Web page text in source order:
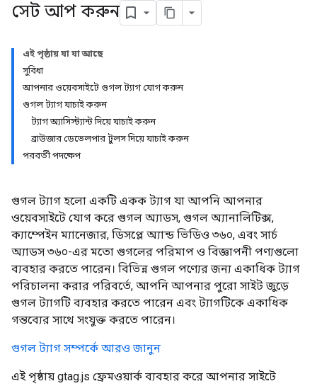
সেট আপ করুন
এই পৃষ্ঠায় যা যা আছে
সুবিধা
আপনার ওয়েবসাইটে গুগল ট্যাগ যোগ করুন
গুগল ট্যাগ যাচাই করুন
ট্যাগ অ্যাসিস্ট্যান্ট দিয়ে যাচাই করুন
ব্রাউজার ডেভেলপার টুলস দিয়ে যাচাই করুন
পরবর্তী পদক্ষেপ
গুগল ট্যাগ হলো একটি একক ট্যাগ যা আপনি আপনার
ওয়েবসাইটে যোগ করে গুগল অ্যাডস, গুগল অ্যানালিটিক্স,
ক্যাম্পেইন ম্যানেজার, ডিসপ্লে অ্যান্ড ভিডিও ৩৬০, এবং সার্চ
অ্যাডস ৩৬০-এর মতো গুগলের পরিমাপ ও বিজ্ঞাপনী পণ্যগুলো
ব্যবহার করতে পারেন। বিভিন্ন গুগল পণ্যের জন্য একাধিক ট্যাগ
পরিচালনা করার পরিবর্তে, আপনি আপনার পুরো সাইট জুড়ে
গুগল ট্যাগটি ব্যবহার করতে পারেন এবং ট্যাগটিকে একাধিক
গন্তব্যের সাথে সংযুক্ত করতে পারেন।
গুগল ট্যাগ সম্পর্কে আরও জানুন
এই পৃষ্ঠায় gtag.js ফ্রেমওয়ার্ক ব্যবহার করে আপনার সাইটে